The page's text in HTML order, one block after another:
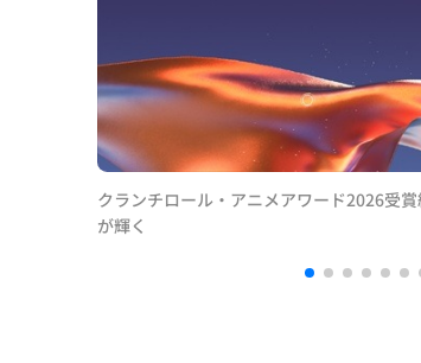
クランチロール・アニメアワード2026受
が輝く